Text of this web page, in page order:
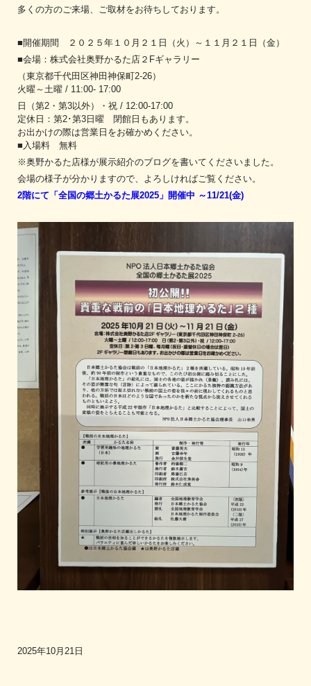
多くの方のご来場、ご取材をお待ちしております。
■開催期間 ２０２５年１０月２１日（火）～１１月２１日（金）
■会場：株式会社奥野かるた店２Fギャラリー
（東京都千代田区神田神保町2-26）
火曜～土曜 / 11:00- 17:00
日（第2・第3以外）・祝 / 12:00-17:00
定休日：第2･第3日曜 閉館日もあります。
お出かけの際は営業日をお確かめください。
■入場料 無料
※奥野かるた店様が展示紹介のブログを書いてくださいました。
会場の様子が分かりますので、よろしければご覧ください。
2階にて「全国の郷土かるた展2025」開催中 ～11/21(金)
2025年10月21日